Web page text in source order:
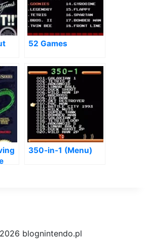
52 Games
350-in-1 (Menu)
blognintendo.pl